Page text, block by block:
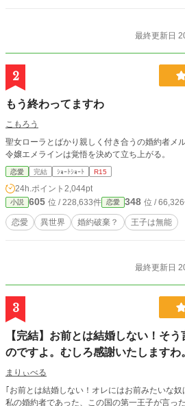
をする理由を伺っても？」 第三弾「で、あな
話しいただいても？」 第四弾（スピンオフ）
て、女性向けHOTランキング一位になることが
回恋愛小説大賞で35位でした。 良かったら覗
ｶﾞﾄｳ
最終更新日
2
もう終わってますわ
こもろう
聖女ローラとばかり親しく付き合うの婚約者メ
令嬢エメラインは覚悟を決めて立ち上がる。
恋愛 完結 ｼｮｰﾄｼｮｰﾄ R15
24h.ポイント 2,044pt
小説 605 位 / 228,633件 恋愛 348 位 /
恋愛 異世界 婚約破棄？ 王子は無能
最終更新日
3
【完結】お前とは結婚しない！そ
のですよ。むしろ感謝いたしますわ
まりぃべる
｢お前とは結婚しない！オレにはお前みたいな奴は
私の婚約者であった、この国の第一王子が言った